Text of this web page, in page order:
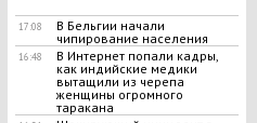
17:08
В Бельгии начали
чипирование населения
16:48
В Интернет попали кадры,
как индийские медики
вытащили из черепа
женщины огромного
таракана